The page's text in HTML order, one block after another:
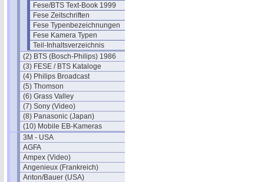
Fese/BTS Text-Book 1999
Fese Zeitschriften
Fese Typenbezeichnungen
Fese Kamera Typen
Teil-Inhaltsverzeichnis
(2) BTS (Bosch-Philips) 1986
(3) FESE / BTS Kataloge
(4) Philips Broadcast
(5) Thomson
(6) Grass Valley
(7) Sony (Video)
(8) Panasonic (Japan)
(10) Mobile EB-Kameras
3M - USA
AGFA
Ampex (Video)
Angenieux (Frankreich)
Anton/Bauer (USA)